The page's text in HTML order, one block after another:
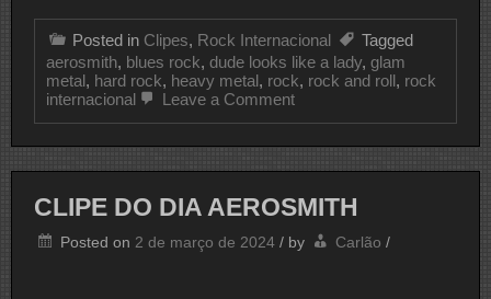
Posted in Clipes, Rock Internacional
Tagged
aerosmith, blues rock, dude looks like a lady, glam
metal, hard rock, heavy metal, rock, rock and roll, rock
internacional
Leave a Commenton
AEROSMITH
CLIPE DO DIA AEROSMITH
Posted on 2 de março de 2024 / by Carlão /